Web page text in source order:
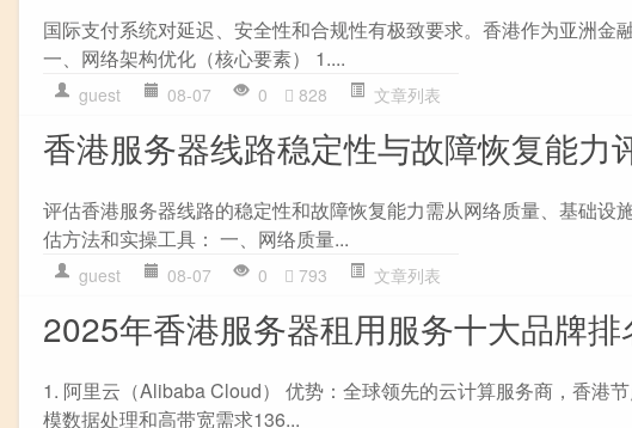
国际支付系统对延迟、安全性和合规性有极致要求。香港作为亚洲金
一、网络架构优化（核心要素） 1....
guest 08-07 0 828 文章列表
香港服务器线路稳定性与故障恢复能力
评估香港服务器线路的稳定性和故障恢复能力需从网络质量、基础
估方法和实操工具： 一、网络质量...
guest 08-07 0 793 文章列表
2025年香港服务器租用服务十大品牌排
1. 阿里云（Alibaba Cloud） 优势：全球领先的云计算服务商，香港
模数据处理和高带宽需求136...